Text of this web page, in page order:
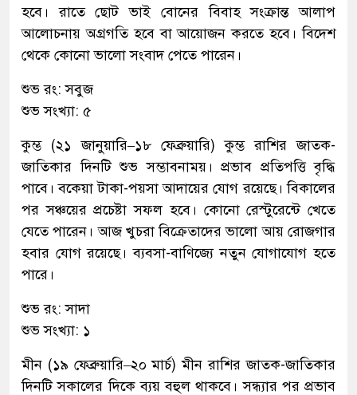
হবে। রাতে ছোট ভাই বোনের বিবাহ সংক্রান্ত আলাপ
আলোচনায় অগ্রগতি হবে বা আয়োজন করতে হবে। বিদেশ
থেকে কোনো ভালো সংবাদ পেতে পারেন।
শুভ রং: সবুজ
শুভ সংখ্যা: ৫
কুম্ভ (২১ জানুয়ারি–১৮ ফেব্রুয়ারি) কুম্ভ রাশির জাতক-
জাতিকার দিনটি শুভ সম্ভাবনাময়। প্রভাব প্রতিপত্তি বৃদ্ধি
পাবে। বকেয়া টাকা-পয়সা আদায়ের যোগ রয়েছে। বিকালের
পর সঞ্চয়ের প্রচেষ্টা সফল হবে। কোনো রেস্টুরেন্টে খেতে
যেতে পারেন। আজ খুচরা বিক্রেতাদের ভালো আয় রোজগার
হবার যোগ রয়েছে। ব্যবসা-বাণিজ্যে নতুন যোগাযোগ হতে
পারে।
শুভ রং: সাদা
শুভ সংখ্যা: ১
মীন (১৯ ফেব্রুয়ারি–২০ মার্চ) মীন রাশির জাতক-জাতিকার
দিনটি সকালের দিকে ব্যয় বহুল থাকবে। সন্ধ্যার পর প্রভাব